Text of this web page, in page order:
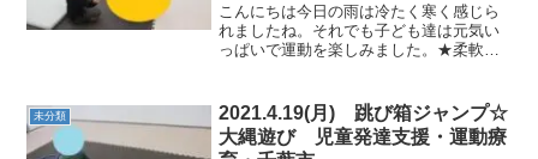
こんにちは今日の雨は冷たく寒く感じら
れましたね。それでも子ども達は元気い
っぱいで運動を楽しみました。★柔軟体
認しながら移動していき、カードがなく
なっても記憶を頼りに移...
未分類
2021.4.19(月) 跳び箱ジャンプ☆
大縄遊び 児童発達支援・運動療